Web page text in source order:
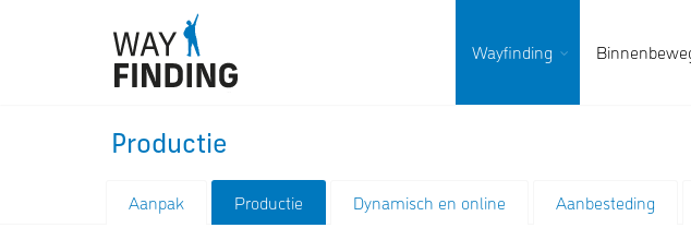
Wayfinding
Productie
Aanpak Productie Dynamisch en online Aanbesteding